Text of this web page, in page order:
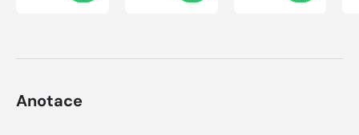
Anotace